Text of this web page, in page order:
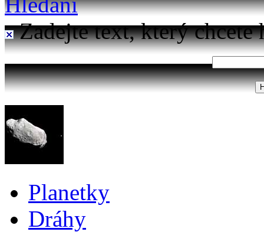
Zadejte text, který chcete
Planetky
Dráhy